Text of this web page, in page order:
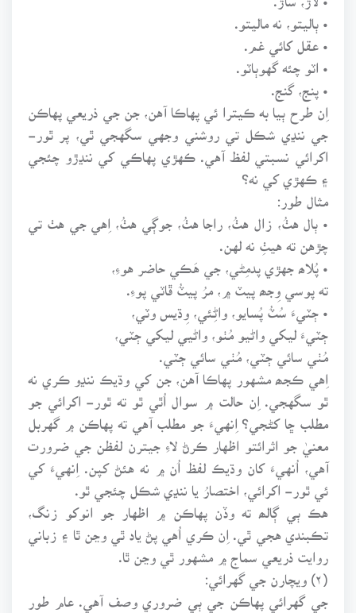
• ٻاليتو، نه ماليتو.
• عقل کائي غم.
• اٽو چئه گهوٻاٽو.
• پنج، گنج.
اِن طرح ٻيا به ڪيترا ئي پهاڪا آهن، جن جي ذريعي پهاڪن
جي ننڍي شڪل تي روشني وجهي سگهجي ٿي، پر ٿور-
اکرائي نسبتي لفظ آهي. ڪهڙي پهاڪي کي ننڍڙو چئجي
۽ ڪهڙي کي نه؟
مثال طور:
• ٻال هٺُ، زال هٺُ، راجا هٺُ، جوڳي هٺُ، اِهي جي هٺ تي
چڙهن ته هيٺِ نه لهن.
• پُلاھ جهڙي پدمِڻي، جي هَڪي حاضر هوءِ،
ته پوسي وِجھ پيٽ ۾، مرُ پيٽُ ڦاٽي پوءِ.
• ڄٽيءَ سُٽُ پُسايو، واڻِئي، وِڌيس وٽي،
ڄٽيءَ ليکي واڻيو مُٺو، واڻيي ليکي ڄٽي،
مُٺي سائي ڄٽي، مُٺي سائي ڄٽي.
اِهي ڪجھ مشهور پهاڪا آهن، جن کي وڌيڪ ننڍو ڪري نه
ٿو سگهجي. اِن حالت ۾ سوال اُٿي ٿو ته ٿور- اکرائي جو
مطلب ڇا کڻجي؟ اِنهيءَ جو مطلب آهي ته پهاڪن ۾ گهربل
معنيٰ جو اثرائتو اظهار ڪرڻ لاءِ جيترن لفظن جي ضرورت
آهي، اُنهيءَ کان وڌيڪ لفظ اُن ۾ نه هئڻ کپن. اِنهيءَ کي
ئي ٿور- اکرائي، اختصارُ يا ننڍي شڪل چئجي ٿو.
هڪ ٻي ڳالھ ته وڏن پهاڪن ۾ اظهار جو انوکو زنگ،
تڪبندي هجي ٿي. اِن ڪري اُهي پڻ ياد ٿي وڃن ٿا ۽ زباني
روايت ذريعي سماج ۾ مشهور ٿي وڃن ٿا.
(۲) ويچارن جي گهرائي:
جي گهرائي پهاڪن جي ٻي ضروري وصف آهي. عام طور